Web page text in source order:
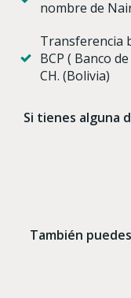
nombre de
Transferencia
BCP ( Banco
CH. (Bolivia)
Si tienes alguna
También